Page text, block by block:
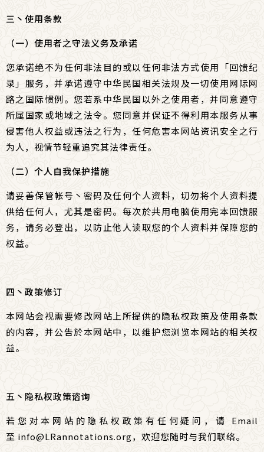
三丶使用条款
（一）使用者之守法义务及承诺
您承诺绝不为任何非法目的或以任何非法方式使用「回馈纪
录」服务，并承诺遵守中华民国相关法规及一切使用网际网
路之国际惯例。您若系中华民国以外之使用者，并同意遵守
所属国家或地域之法令。您同意并保证不得利用本服务从事
侵害他人权益或违法之行为，任何危害本网站资讯安全之行
为人，视情节轻重追究其法律责任。
（二）个人自我保护措施
请妥善保管帐号丶密码及任何个人资料，切勿将个人资料提
供给任何人，尤其是密码。每次於共用电脑使用完本回馈服
务，请务必登出，以防止他人读取您的个人资料并保障您的
权益。
四丶政策修订
本网站会视需要修改网站上所提供的隐私权政策及使用条款
的内容，并公告於本网站中，以维护您浏览本网站的相关权
益。
五丶隐私权政策谘询
若您对本网站的隐私权政策有任何疑问，请 Email
至 info@LRannotations.org， 欢迎您随时与我们联络。